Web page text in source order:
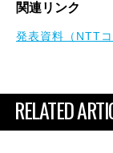
関連リンク
発表資料（NTT
RELATED